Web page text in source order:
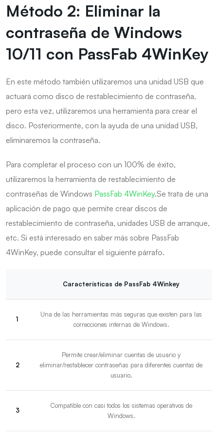
Método 2: Eliminar la
contraseña de Windows
10/11 con PassFab 4WinKey
En este método también utilizaremos una unidad USB que
actuará como disco de restablecimiento de contraseña,
pero esta vez, utilizaremos una herramienta para crear el
disco. Posteriormente, con la ayuda de una unidad USB,
eliminaremos la contraseña.
Para completar el proceso con un 100% de éxito,
utilizaremos la herramienta de restablecimiento de
contraseñas de Windows PassFab 4WinKey.Se trata de una
aplicación de pago que permite crear discos de
restablecimiento de contraseña, unidades USB de arranque,
etc. Si está interesado en saber más sobre PassFab
4WinKey, puede consultar el siguiente párrafo.
Características de PassFab 4Winkey
1
Una de las herramientas más seguras que existen para las
correcciones internas de Windows.
2
Permite crear/eliminar cuentas de usuario y
eliminar/restablecer contraseñas para diferentes cuentas de
usuario.
3
Compatible con casi todos los sistemas operativos de
Windows.